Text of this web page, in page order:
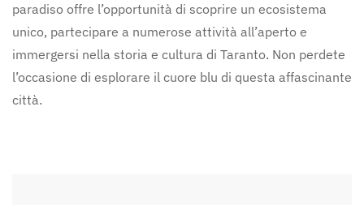
paradiso offre l’opportunità di scoprire un ecosistema
unico, partecipare a numerose attività all’aperto e
immergersi nella storia e cultura di Taranto. Non perdete
l’occasione di esplorare il cuore blu di questa affascinante
città.